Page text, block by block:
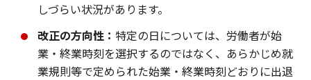
しづらい状況があります。
改正の方向性： 特定の日については、労働者が始
業・終業時刻を選択するのではなく、あらかじめ就
業規則等で定められた始業・終業時刻どおりに出退